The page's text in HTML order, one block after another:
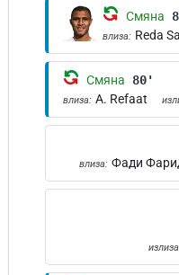
Смяна
влиза: Reda
Смяна 80'
влиза: A. Refaat
влиза: Фади